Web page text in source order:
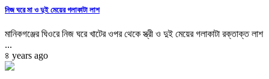
নিজ ঘরে মা ও দুই মেয়ের গলাকাটা লাশ
মানিকগঞ্জের ঘিওরে নিজ ঘরে খাটের ওপর থেকে স্ত্রী ও দুই মেয়ের গলাকাটা রক্তাক্ত লাশ
...
৪ years ago